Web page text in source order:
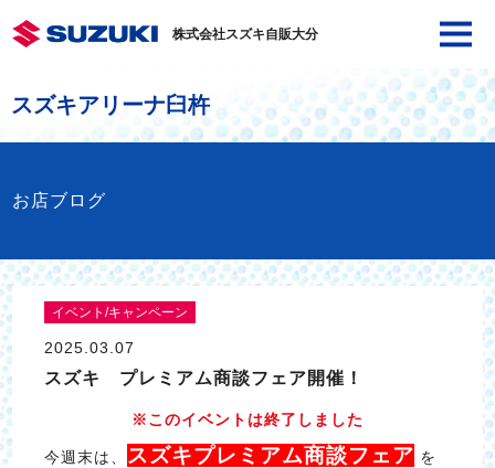
株式会社スズキ自販大分
スズキアリーナ臼杵
お店ブログ
イベント/キャンペーン
2025.03.07
スズキ プレミアム商談フェア開催！
※このイベントは終了しました
今週末は、 スズキプレミアム商談フェア を